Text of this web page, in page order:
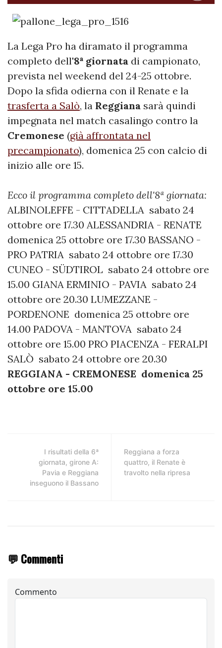
La Lega Pro ha diramato il programma
completo dell'8ª giornata di campionato,
prevista nel weekend del 24-25 ottobre.
Dopo la sfida odierna con il Renate e la
trasferta a Salò, la Reggiana sarà quindi
impegnata nel match casalingo contro la
Cremonese (già affrontata nel
precampionato), domenica 25 con calcio di
inizio alle ore 15.
Ecco il programma completo dell'8ª giornata:
ALBINOLEFFE - CITTADELLA sabato 24
ottobre ore 17.30 ALESSANDRIA - RENATE
domenica 25 ottobre ore 17.30 BASSANO -
PRO PATRIA sabato 24 ottobre ore 17.30
CUNEO - SÜDTIROL sabato 24 ottobre ore
15.00 GIANA ERMINIO - PAVIA sabato 24
ottobre ore 20.30 LUMEZZANE -
PORDENONE domenica 25 ottobre ore
14.00 PADOVA - MANTOVA sabato 24
ottobre ore 15.00 PRO PIACENZA - FERALPI
SALÒ sabato 24 ottobre ore 20.30
REGGIANA - CREMONESE domenica 25
ottobre ore 15.00
I risultati della 6ª
giornata, girone A:
Pavia e Reggiana
inseguono il Bassano
Reggiana a forza
quattro, il Renate è
travolto nella ripresa
💬 Commenti